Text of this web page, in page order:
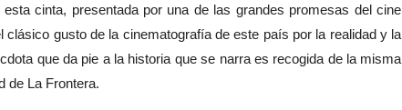
cinta, presentada por una de las grandes promesas del cine
clásico gusto de la cinematografía de este país por la realidad y la
que da pie a la historia que se narra es recogida de la misma
de La Frontera.